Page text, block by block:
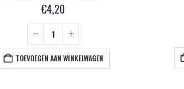
€4,20
TOEVOEGEN AAN WINKELWAGEN